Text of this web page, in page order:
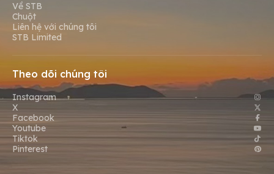
Về STB
Chuột
Liên hệ với chúng tôi
STB Limited
Theo dõi chúng tôi
Instagram
X
Facebook
Youtube
Tiktok
Pinterest